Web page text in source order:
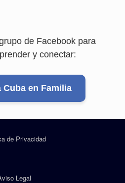
de Facebook para
y conectar:
Cuba en Familia
de Privacidad
Legal